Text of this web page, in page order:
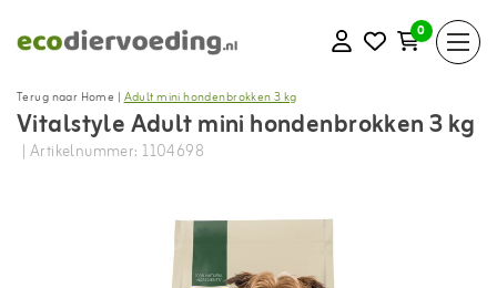
0
Terug naar Home |Adult mini hondenbrokken 3 kg
Vitalstyle Adult mini hondenbrokken 3 kg
| Artikelnummer: 1104698